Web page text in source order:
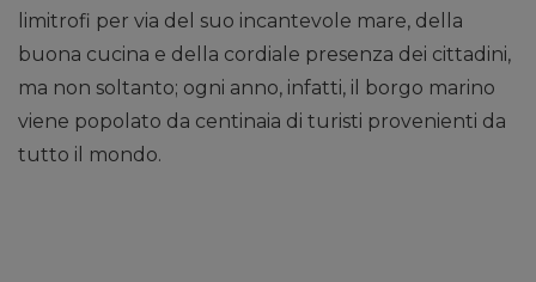
limitrofi per via del suo incantevole mare, della
buona cucina e della cordiale presenza dei cittadini,
ma non soltanto; ogni anno, infatti, il borgo marino
viene popolato da centinaia di turisti provenienti da
tutto il mondo.